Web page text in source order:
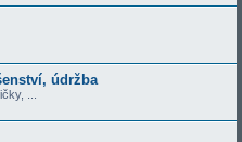
údržba
...